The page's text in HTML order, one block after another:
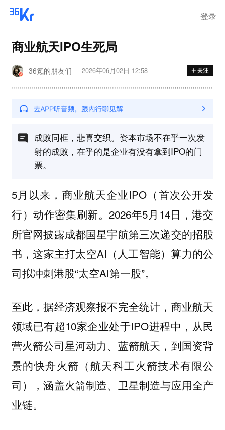
登录
商业航天IPO生死局
36氪的朋友们 2026年06月02日 12:58
成败同框，悲喜交织。资本市场不在乎⼀次发
射的成败，在乎的是企业有没有拿到IPO的门
票。
5月以来，商业航天企业IPO（首次公开发
行）动作密集刷新。2026年5月14日，港交
所官网披露成都国星宇航第三次递交的招股
书，这家主打太空AI（人工智能）算力的公
司拟冲刺港股“太空AI第一股”。
至此，据经济观察报不完全统计，商业航天
领域已有超10家企业处于IPO进程中，从民
营火箭公司星河动力、蓝箭航天，到国资背
景的快舟火箭（航天科工火箭技术有限公
司），涵盖火箭制造、卫星制造与应用全产
业链。